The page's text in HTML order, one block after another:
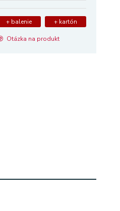
+ balenie + kartón
Otázka na produkt